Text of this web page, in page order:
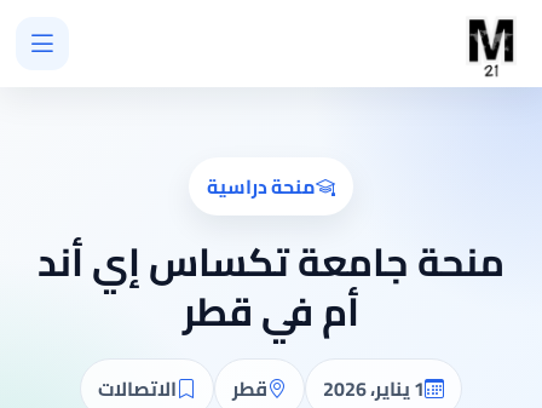
منحة دراسية
منحة جامعة تكساس إي أند
أم في قطر
1 يناير، 2026 قطر الاتصالات